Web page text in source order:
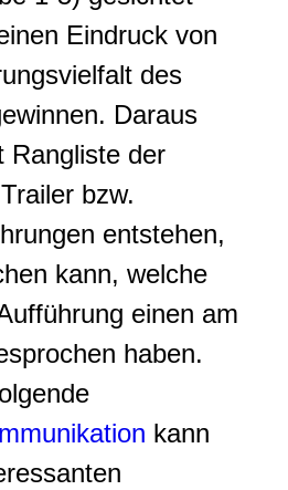
Eindruck von
des
Daraus
Rangliste der
bzw.
entstehen,
kann, welche
einen am
haben.
kann